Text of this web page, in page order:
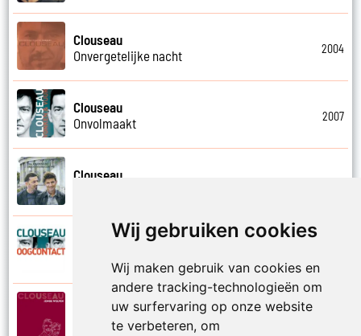
Wij gebruiken cookies
Wij maken gebruik van cookies en
andere tracking-technologieën om
uw surfervaring op onze website
te verbeteren, om
Clouseau
Onvergetelijke nacht
2004
Clouseau
Onvolmaakt
2007
Clouseau
Clouseau
Clouseau